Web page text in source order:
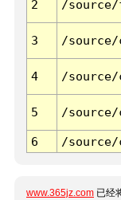
2 /
3 /
4 /
5 /
6 /
www.365jz.com 已经